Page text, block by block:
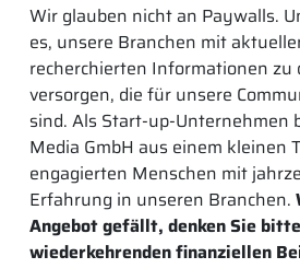
Wir glauben nicht an Paywalls.
es, unsere Branchen mit
recherchierten Informationen zu
versorgen, die für unsere
sind. Als Start-up-Unternehmen
Media GmbH aus einem kleinen
engagierten Menschen mit
Erfahrung in unseren Branchen.
Angebot gefällt, denken Sie
wiederkehrenden finanziellen